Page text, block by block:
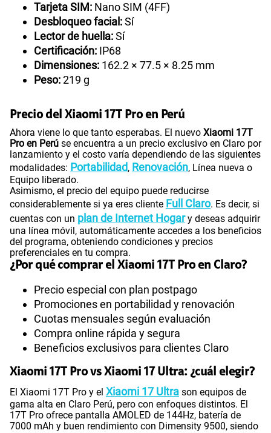
Tarjeta SIM: Nano SIM (4FF)
Desbloqueo facial:Sí
Lector de huella:Sí
Certificación: IP68
Dimensiones: 162.2 × 77.5 × 8.25 mm
Peso:219 g
Precio del Xiaomi 17T Pro en Perú
Ahora viene lo que tanto esperabas. El nuevo Xiaomi 17T
Pro en Perú se encuentra a un precio exclusivo en Claro por
lanzamiento y el costo varía dependiendo de las siguientes
modalidades: Portabilidad, Renovación, Línea nueva o
Equipo liberado.
Asimismo, el precio del equipo puede reducirse
considerablemente si ya eres cliente Full Claro. Es decir, si
cuentas con un plan de Internet Hogary deseas adquirir
una línea móvil, automáticamente accedes a los beneficios
del programa, obteniendo condiciones y precios
preferenciales en tu compra.
¿Por qué comprar el Xiaomi 17T Pro en Claro?
Precio especial con plan postpago
Promociones en portabilidad y renovación
Cuotas mensuales según evaluación
Compra online rápida y segura
Beneficios exclusivos para clientes Claro
Xiaomi 17T Pro vs Xiaomi 17 Ultra: ¿cuál elegir?
El Xiaomi 17T Pro y el Xiaomi 17 Ultra son equipos de
gama alta en Claro Perú, pero con enfoques distintos. El
17T Pro ofrece pantalla AMOLED de 144Hz, batería de
7000 mAh y buen rendimiento con Dimensity 9500, siendo